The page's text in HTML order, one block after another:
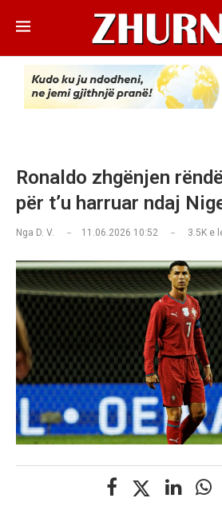
Ronaldo zhgënjen
për t’u harruar ndaj
Nga D. V. 11.06.2026 10:52 3.5K e